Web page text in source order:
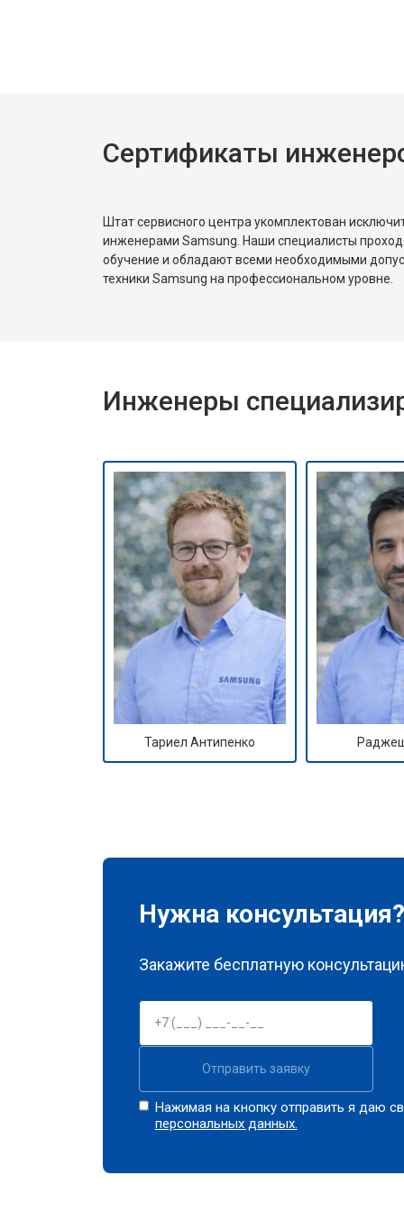
Замена реле
Сертификаты
Штат сервисного центра укомплектован
инженерами Samsung. Наши специалисты
обучение и обладают всеми необходимыми
техники Samsung на профессиональном уровне.
Инженеры
Тариел Антипенко
Нужна консультация?
Закажите бесплатную
Отправить заявку
Нажимая на кнопку отправить я даю
персональных данных.